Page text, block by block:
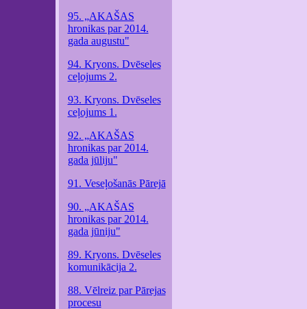
95. „AKAŠAS
hronikas par 2014.
gada augustu"
94. Kryons. Dvēseles
ceļojums 2.
93. Kryons. Dvēseles
ceļojums 1.
92. „AKAŠAS
hronikas par 2014.
gada jūliju"
91. Veseļošanās Pārejā
90. „AKAŠAS
hronikas par 2014.
gada jūniju"
89. Kryons. Dvēseles
komunikācija 2.
88. Vēlreiz par Pārejas
procesu